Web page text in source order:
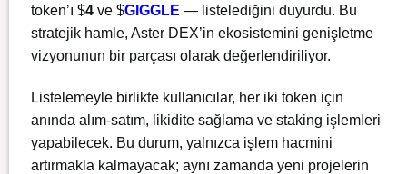
token’ı $4 ve $GIGGLE — listelediğini duyurdu. Bu
stratejik hamle, Aster DEX’in ekosistemini genişletme
vizyonunun bir parçası olarak değerlendiriliyor.
Listelemeyle birlikte kullanıcılar, her iki token için
anında alım-satım, likidite sağlama ve staking işlemleri
yapabilecek. Bu durum, yalnızca işlem hacmini
artırmakla kalmayacak; aynı zamanda yeni projelerin